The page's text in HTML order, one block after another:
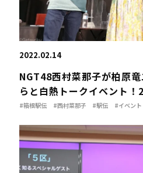
2022.02.14
NGT48西村菜那子が柏原
らと白熱トークイベント！
#箱根駅伝 #西村菜那子 #駅伝 #イベント